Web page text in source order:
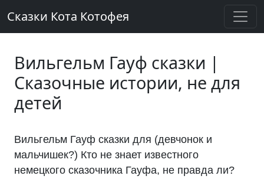
Сказки Кота Котофея
Вильгельм Гауф сказки |
Сказочные истории, не для
детей
Вильгельм Гауф сказки для (девчонок и
мальчишек?) Кто не знает известного
немецкого сказочника Гауфа, не правда ли?